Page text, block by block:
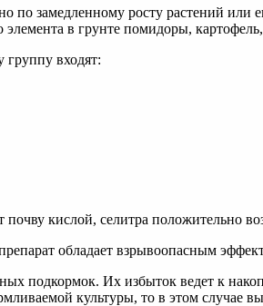
по замедленному росту растений
в грунте помидоры,
группу входят:
кислой, селитра положительно
обладает взрывоопасным
подкормок. Их избыток ведет к
культуры, то в этом случае